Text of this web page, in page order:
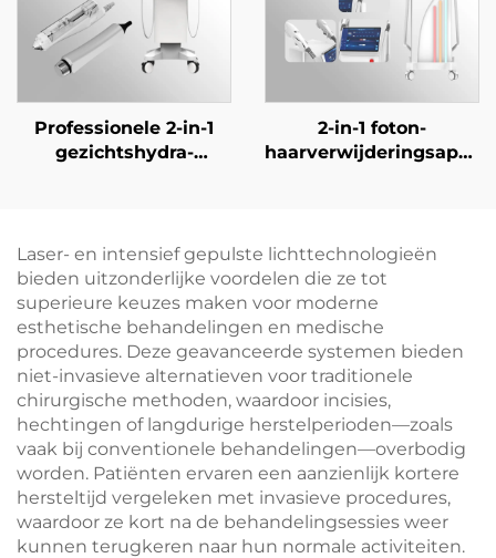
schoonheidssalons
aanpasbaar op 755,
808 en 1064 nm
Professionele 2-in-1
gezichtshydra-
hogedruksproeier voor
schoonheidssalons
2-in-1 foton-
geschikt voor gebruik
in schoonheidssalons
en klinieken
Laser- en intensief gepulste lichttechnologieën
bieden uitzonderlijke voordelen die ze tot
superieure keuzes maken voor moderne
esthetische behandelingen en medische
procedures. Deze geavanceerde systemen bieden
niet-invasieve alternatieven voor traditionele
chirurgische methoden, waardoor incisies,
hechtingen of langdurige herstelperioden—zoals
vaak bij conventionele behandelingen—overbodig
worden. Patiënten ervaren een aanzienlijk kortere
hersteltijd vergeleken met invasieve procedures,
waardoor ze kort na de behandelingsessies weer
kunnen terugkeren naar hun normale activiteiten.